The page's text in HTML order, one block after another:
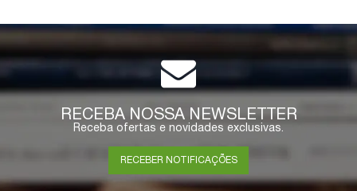
RECEBA NOSSA NEWSLETTER
Receba ofertas e novidades exclusivas.
RECEBER NOTIFICAÇÕES